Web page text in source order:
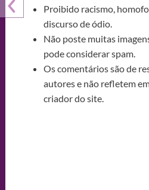
Proibido racismo,
discurso de ódio.
Não poste muitas
pode considerar spam.
Os comentários são de
autores e não refletem
criador do site.